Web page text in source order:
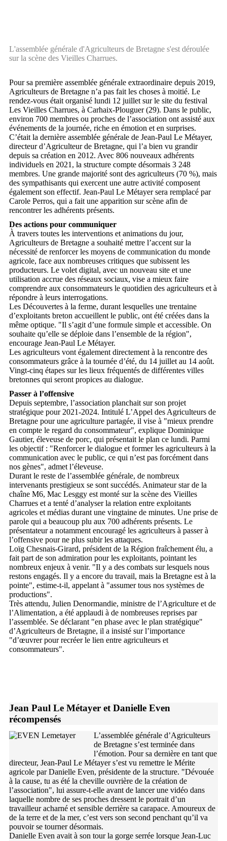
L'assemblée générale d'Agriculteurs de Bretagne s'est déroulée
sur la scène des Vieilles Charrues.
Pour sa première assemblée générale extraordinaire depuis 2019,
Agriculteurs de Bretagne n’a pas fait les choses à moitié. Le
rendez-vous était organisé lundi 12 juillet sur le site du festival
Les Vieilles Charrues, à Carhaix-Plouguer (29). Dans le public,
environ 700 membres ou proches de l’association ont assisté aux
événements de la journée, riche en émotion et en surprises.
C’était la dernière assemblée générale de Jean-Paul Le Métayer,
directeur d’Agriculteur de Bretagne, qui l’a bien vu grandir
depuis sa création en 2012. Avec 806 nouveaux adhérents
individuels en 2021, la structure compte désormais 3 248
membres. Une grande majorité sont des agriculteurs (70 %), mais
des sympathisants qui exercent une autre activité composent
également son effectif. Jean-Paul Le Métayer sera remplacé par
Carole Perros, qui a fait une apparition sur scène afin de
rencontrer les adhérents présents.
Des actions pour communiquer
À travers toutes les interventions et animations du jour,
Agriculteurs de Bretagne a souhaité mettre l’accent sur la
nécessité de renforcer les moyens de communication du monde
agricole, face aux nombreuses critiques que subissent les
producteurs. Le volet digital, avec un nouveau site et une
utilisation accrue des réseaux sociaux, vise a mieux faire
comprendre aux consommateurs le quotidien des agriculteurs et à
répondre à leurs interrogations.
Les Découvertes à la ferme, durant lesquelles une trentaine
d’exploitants breton accueillent le public, ont été créées dans la
même optique. "Il s’agit d’une formule simple et accessible. On
souhaite qu’elle se déploie dans l’ensemble de la région",
encourage Jean-Paul Le Métayer.
Les agriculteurs vont également directement à la rencontre des
consommateurs grâce à la tournée d’été, du 14 juillet au 14 août.
Vingt-cinq étapes sur les lieux fréquentés de différentes villes
bretonnes qui seront propices au dialogue.
Passer à l’offensive
Depuis septembre, l’association planchait sur son projet
stratégique pour 2021-2024. Intitulé L’Appel des Agriculteurs de
Bretagne pour une agriculture partagée, il vise à "mieux prendre
en compte le regard du consommateur", explique Dominique
Gautier, éleveuse de porc, qui présentait le plan ce lundi. Parmi
les objectif : "Renforcer le dialogue et former les agriculteurs à la
communication avec le public, ce qui n’est pas forcément dans
nos gènes", admet l’éleveuse.
Durant le reste de l’assemblée générale, de nombreux
intervenants prestigieux se sont succédés. Animateur star de la
chaîne M6, Mac Lesggy est monté sur la scène des Vieilles
Charrues et a tenté d’analyser la relation entre exploitants
agricoles et médias durant une vingtaine de minutes. Une prise de
parole qui a beaucoup plu aux 700 adhérents présents. Le
présentateur a notamment encouragé les agriculteurs à passer à
l’offensive pour ne plus subir les attaques.
Loïg Chesnais-Girard, président de la Région fraîchement élu, a
fait part de son admiration pour les exploitants, pointant les
nombreux enjeux à venir. "Il y a des combats sur lesquels nous
restons engagés. Il y a encore du travail, mais la Bretagne est à la
pointe", estime-t-il, appelant à "assumer tous nos systèmes de
productions".
Très attendu, Julien Denormandie, ministre de l’Agriculture et de
l’Alimentation, a été applaudi à de nombreuses reprises par
l’assemblée. Se déclarant "en phase avec le plan stratégique"
d’Agriculteurs de Bretagne, il a insisté sur l’importance
"d’œuvrer pour recréer le lien entre agriculteurs et
consommateurs".
Jean Paul Le Métayer et Danielle Even
récompensés
L’assemblée générale d’Agriculteurs
de Bretagne s’est terminée dans
l’émotion. Pour sa dernière en tant que
directeur, Jean-Paul Le Métayer s’est vu remettre le Mérite
agricole par Danielle Even, présidente de la structure. "Dévouée
à la cause, tu as été la cheville ouvrière de la création de
l’association", lui assure-t-elle avant de lancer une vidéo dans
laquelle nombre de ses proches dressent le portrait d’un
travailleur acharné et sensible derrière sa carapace. Amoureux de
de la terre et de la mer, c’est vers son second penchant qu’il va
pouvoir se tourner désormais.
Danielle Even avait à son tour la gorge serrée lorsque Jean-Luc